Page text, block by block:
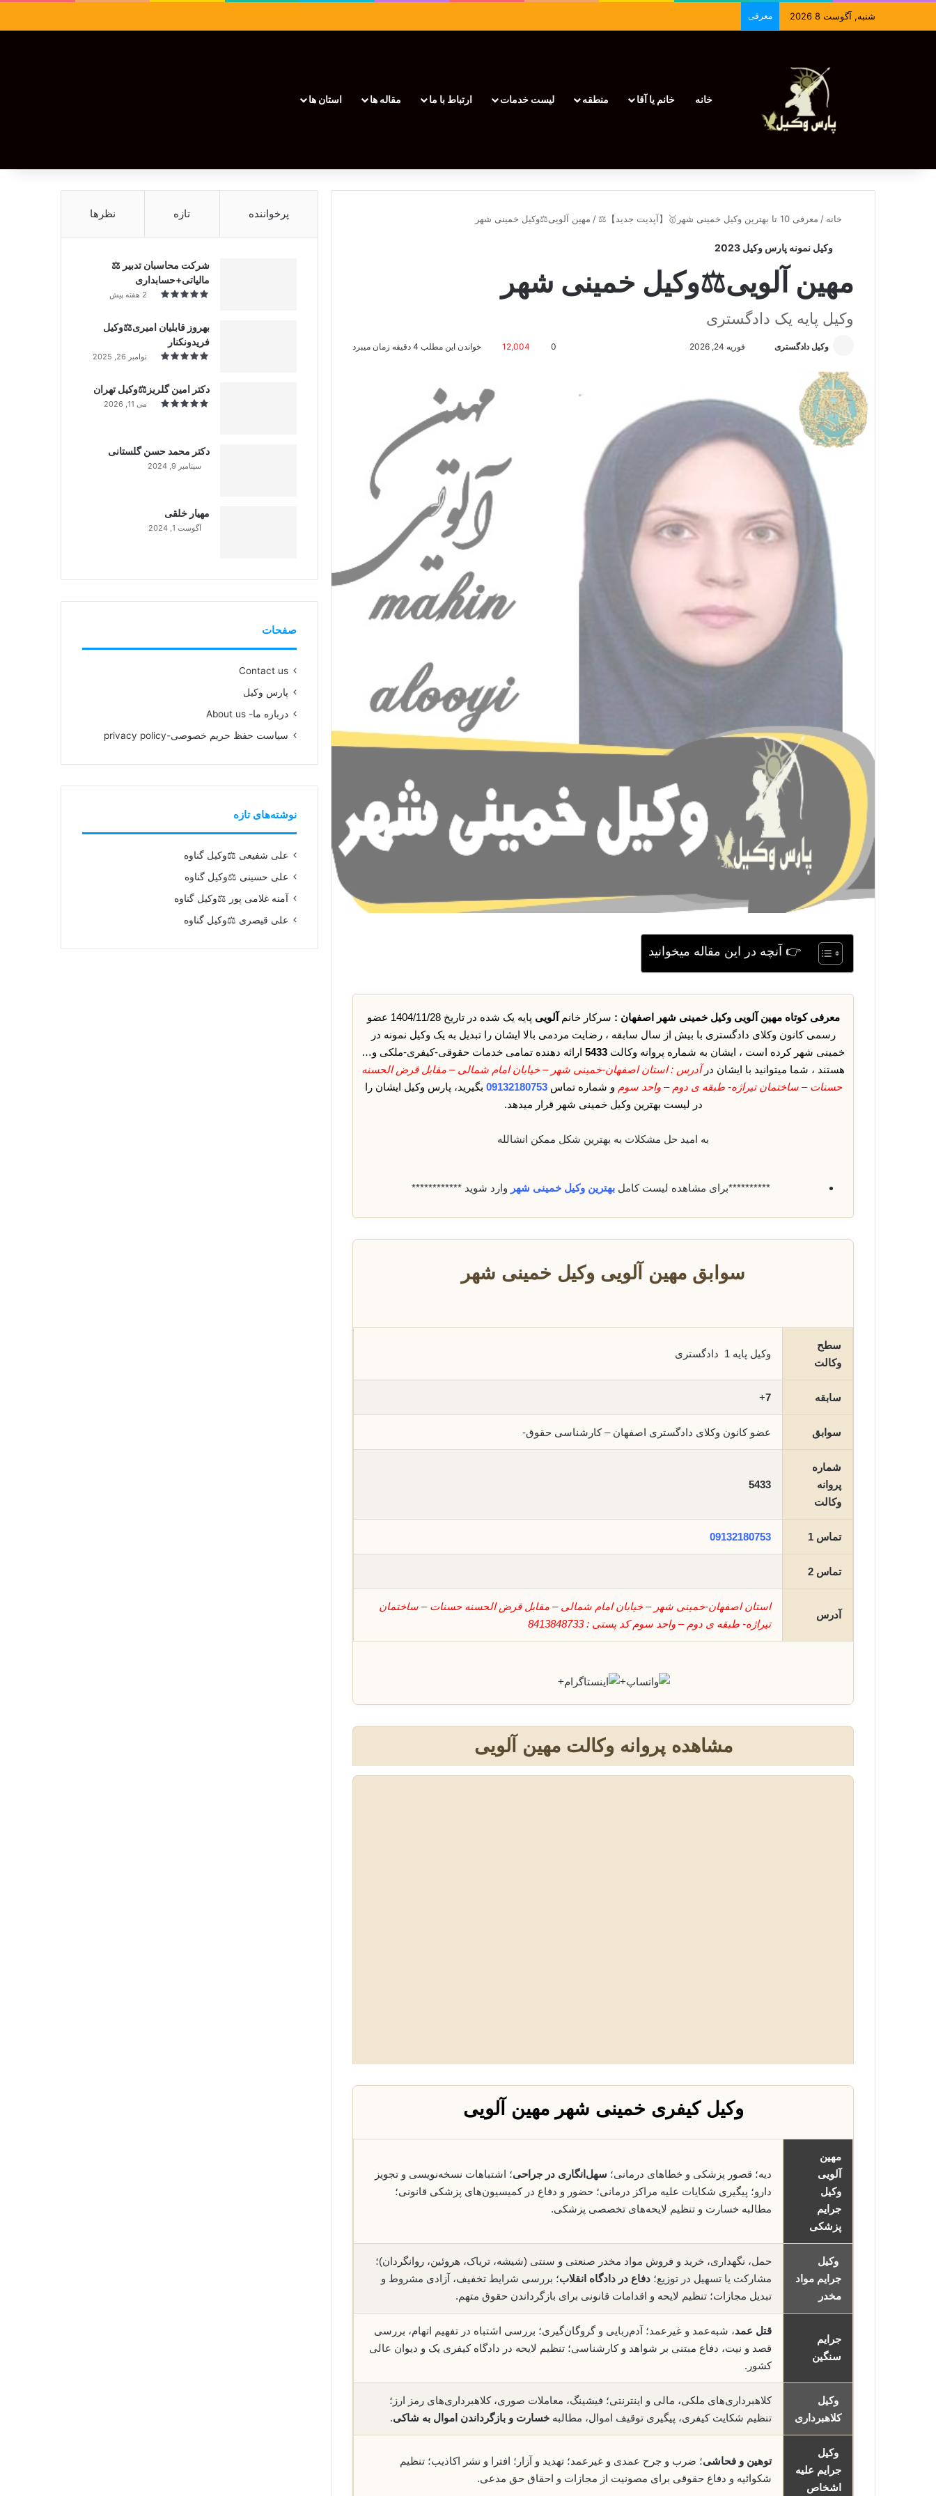
شنبه, آگوست 8 2026 معرفی
خانه خانم یا آقا منطقه لیست خدمات ارتباط با ما مقاله ها استان ها
خانه / معرفی 10 تا بهترین وکیل خمینی شهر🥇【آپدیت جدید】⚖️ / مهین آلویی⚖️وکیل خمینی شهر
وکیل نمونه پارس وکیل 2023
مهین آلویی⚖️وکیل خمینی شهر
وکیل پایه یک دادگستری
وکیل دادگستری
ل
فوریه 24, 2026 0
12,004 خواندن این مطلب 4 دقیقه زمان میبرد
👉 آنچه در این مقاله میخوانید
معرفی کوتاه مهین آلویی وکیل خمینی شهر اصفهان : سرکار خانم آلویی
پایه یک شده در تاریخ 1404/11/28 عضو
رسمی کانون وکلای دادگستری با بیش از سال سابقه ، رضایت مردمی بالا ایشان را تبدیل به یک وکیل نمونه در
خمینی شهر کرده است ، ایشان به شماره پروانه وکالت 5433 ارائه دهنده تمامی خدمات حقوقی-کیفری-ملکی و…
هستند ، شما میتوانید با ایشان درآدرس : استان اصفهان-خمینی شهر – خیابان امام شمالی – مقابل قرض الحسنه
حسنات – ساختمان تیراژه- طبقه ی دوم – واحد سوم و شماره تماس09132180753 بگیرید، پارس وکیل ایشان را
در لیست بهترین وکیل خمینی شهر قرار میدهد.
به امید حل مشکلات به بهترین شکل ممکن انشالله
**********برای مشاهده لیست کامل بهترین وکیل خمینی شهر وارد شوید ************
سوابق مهین آلویی وکیل خمینی شهر
سطح
وکالت
وکیل پایه 1 دادگستری
سابقه 7
+
سوابق عضو کانون وکلای دادگستری اصفهان – کارشناسی حقوق-
شماره
پروانه
وکالت
5433
تماس 1 09132180753
تماس 2
آدرس
استان اصفهان-خمینی شهر – خیابان امام شمالی – مقابل قرض الحسنه حسنات – ساختمان
تیراژه- طبقه ی دوم – واحد سوم کد پستی : 8413848733
+
+
مشاهده پروانه وکالت مهین آلویی
وکیل کیفری خمینی شهر مهین آلویی
مهین
آلویی
وکیل
جرایم
پزشکی
دیه؛ قصور پزشکی و خطاهای درمانی؛ سهل‌انگاری در جراحی؛ اشتباهات نسخه‌نویسی و تجویز
دارو؛ پیگیری شکایات علیه مراکز درمانی؛ حضور و دفاع در کمیسیون‌های پزشکی قانونی؛
مطالبه خسارت و تنظیم لایحه‌های تخصصی پزشکی.
وکیل
جرایم مواد
مخدر
حمل، نگهداری، خرید و فروش مواد مخدر صنعتی و سنتی (شیشه، تریاک، هروئین، روانگردان)؛
مشارکت یا تسهیل در توزیع؛ دفاع در دادگاه انقلاب؛ بررسی شرایط تخفیف، آزادی مشروط و
تبدیل مجازات؛ تنظیم لایحه و اقدامات قانونی برای بازگرداندن حقوق متهم.
جرایم
سنگین
قتل عمد، شبه‌عمد و غیرعمد؛ آدم‌ربایی و گروگان‌گیری؛ بررسی اشتباه در تفهیم اتهام، بررسی
قصد و نیت، دفاع مبتنی بر شواهد و کارشناسی؛ تنظیم لایحه در دادگاه کیفری یک و دیوان عالی
کشور.
وکیل
کلاهبرداری
کلاهبرداری‌های ملکی، مالی و اینترنتی؛ فیشینگ، معاملات صوری، کلاهبرداری‌های رمز ارز؛
تنظیم شکایت کیفری، پیگیری توقیف اموال، مطالبه خسارت و بازگرداندن اموال به شاکی.
وکیل
جرایم علیه
اشخاص
توهین و فحاشی؛ ضرب و جرح عمدی و غیرعمد؛ تهدید و آزار؛ افترا و نشر اکاذیب؛ تنظیم
شکوائیه و دفاع حقوقی برای مصونیت از مجازات و احقاق حق مدعی.
پرخواننده تازه نظرها
شرکت محاسبان تدبیر ⚖️
مالیاتی+حسابداری
2 هفته پیش
بهروز قابلیان امیری⚖️وکیل
فریدونکنار
نوامبر 26, 2025
دکتر امین گلریز⚖️وکیل تهران
می 11, 2026
دکتر محمد حسن گلستانی
سپتامبر 9, 2024
مهیار خلقی
آگوست 1, 2024
صفحات
Contact us
پارس وکیل
درباره ما- About us
سیاست حفظ حریم خصوصی-privacy policy
نوشته‌های تازه
علی شفیعی ⚖️وکیل گناوه
علی حسینی ⚖️وکیل گناوه
آمنه غلامی پور ⚖️وکیل گناوه
علی قیصری ⚖️وکیل گناوه